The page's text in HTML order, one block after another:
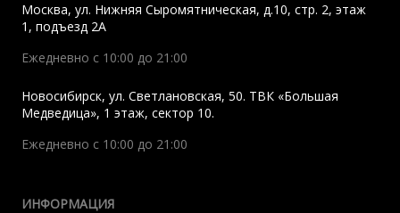
Москва, ул. Нижняя Сыромятническая, д.10, стр. 2, этаж
1, подъезд 2A
Ежедневно с 10:00 до 21:00
Новосибирск, ул. Светлановская, 50. ТВК «Большая
Медведица», 1 этаж, сектор 10.
Ежедневно с 10:00 до 21:00
ИНФОРМАЦИЯ